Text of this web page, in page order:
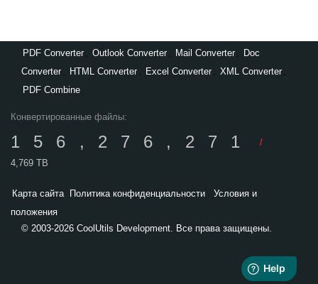
PDF Converter Outlook Converter Mail Converter
Doc
Converter
HTML Converter Excel Converter XML Converter
PDF Combine
Конвертированные файлы:
156,276,271
/
4,769 TB
Карта сайта Политика конфиденциальности
Условия и
положения
© 2003-2026 CoolUtils Development. Все права защищены.